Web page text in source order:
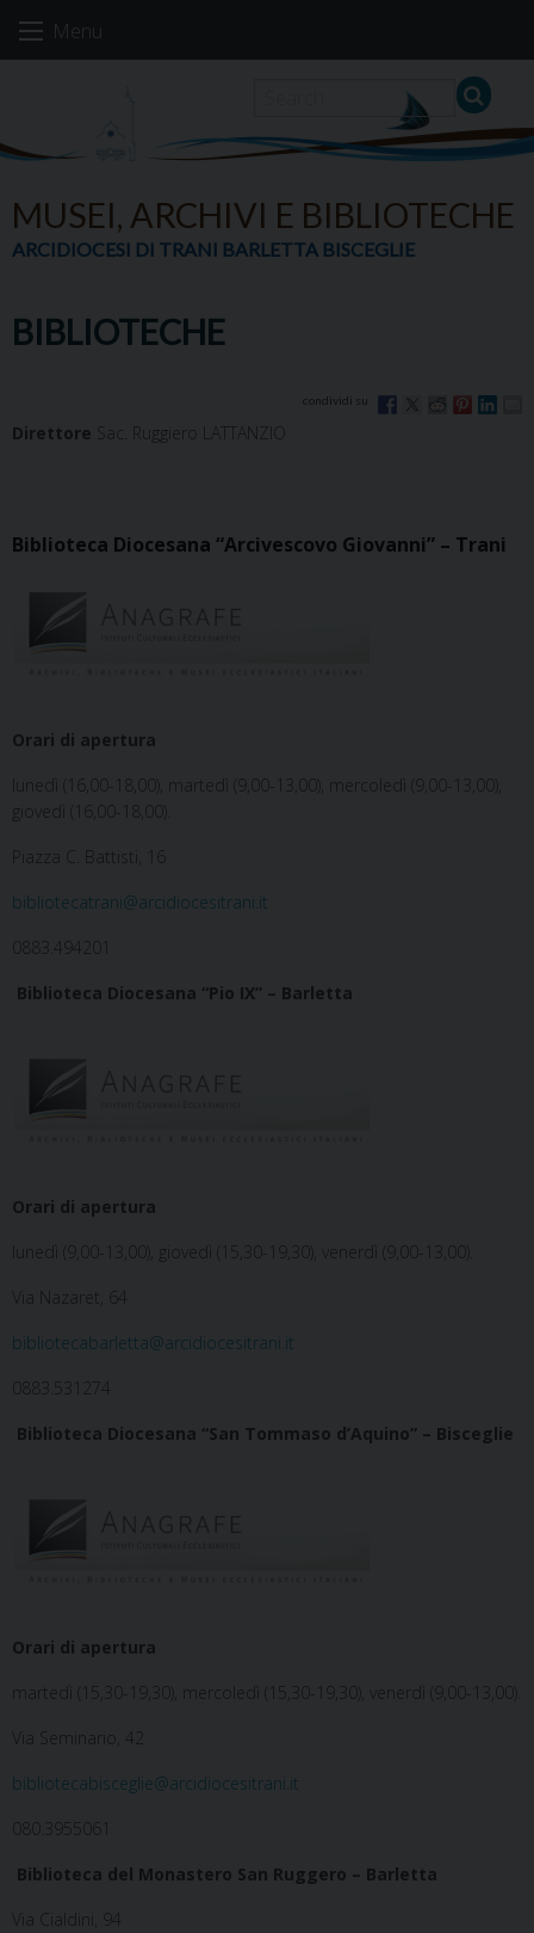
Menu
MUSEI, ARCHIVI E BIBLIOTECHE
ARCIDIOCESI DI TRANI BARLETTA BISCEGLIE
BIBLIOTECHE
Direttore Sac. Ruggiero LATTANZIO
Biblioteca Diocesana “Arcivescovo Giovanni” – Trani
Orari di apertura
lunedì (16,00-18,00), martedì (9,00-13,00), mercoledì (9,00-13,00),
giovedì (16,00-18,00).
Piazza C. Battisti, 16
bibliotecatrani@arcidiocesitrani.it
0883.494201
Biblioteca Diocesana “Pio IX” – Barletta
Orari di apertura
lunedì (9,00-13,00), giovedì (15,30-19,30), venerdì (9,00-13,00).
Via Nazaret, 64
bibliotecabarletta@arcidiocesitrani.it
0883.531274
Biblioteca Diocesana “San Tommaso d’Aquino” – Bisceglie
Orari di apertura
martedì (15,30-19,30), mercoledì (15,30-19,30), venerdì (9,00-13,00).
Via Seminario, 42
bibliotecabisceglie@arcidiocesitrani.it
080.3955061
Biblioteca del Monastero San Ruggero – Barletta
Via Cialdini, 94